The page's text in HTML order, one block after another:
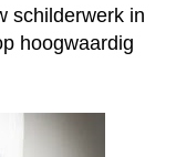
schilderwerk in
hoogwaardig